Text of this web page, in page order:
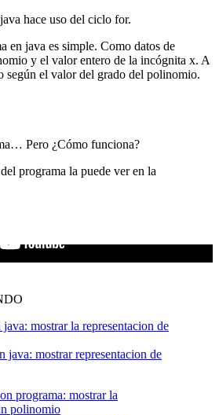
hace uso del ciclo for.
en java es simple. Como datos de
y el valor entero de la incógnita x. A
según el valor del grado del polinomio.
Pero ¿Cómo funciona?
programa la puede ver en la
java: mostrar representacion de